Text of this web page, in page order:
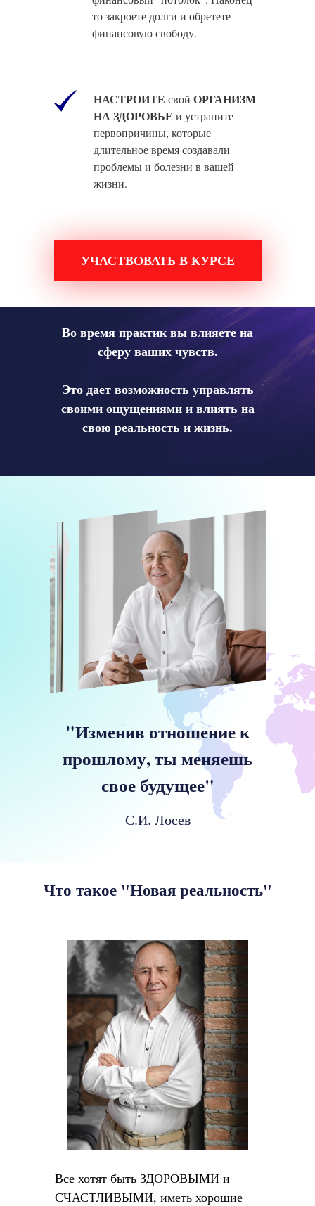
УЧАСТВОВАТЬ В КУРСЕ
то закроете долги и обретете
финансовую свободу.
НАСТРОИТЕ свой ОРГАНИЗМ
НА ЗДОРОВЬЕ и устраните
первопричины, которые
длительное время создавали
проблемы и болезни в вашей
жизни.
Во время практик вы влияете на
сферу ваших чувств.
Это дает возможность управлять
своими ощущениями и влиять на
свою реальность и жизнь.
"Изменив отношение к
прошлому, ты меняешь
свое будущее"
С.И. Лосев
Все хотят быть ЗДОРОВЫМИ и
СЧАСТЛИВЫМИ, иметь хорошие
Что такое "Новая реальность"